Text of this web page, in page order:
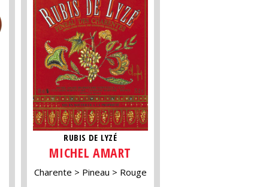
RUBIS DE LYZÉ
MICHEL AMART
Charente Pineau Rouge